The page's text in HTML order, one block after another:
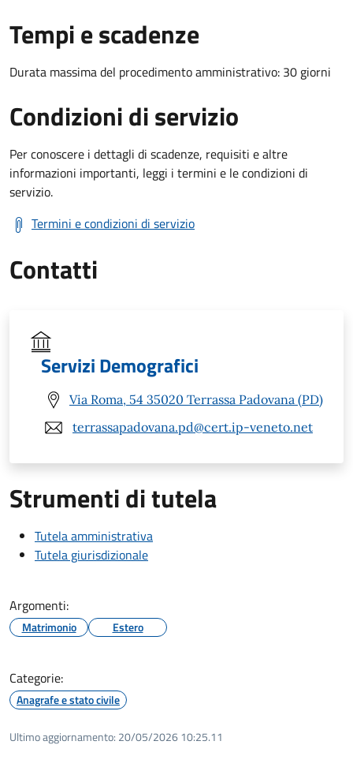
Tempi e scadenze
Durata massima del procedimento amministrativo: 30 giorni
Condizioni di servizio
Per conoscere i dettagli di scadenze, requisiti e altre
informazioni importanti, leggi i termini e le condizioni di
servizio.
Termini e condizioni di servizio
Contatti
Servizi Demografici
Via Roma, 54 35020 Terrassa Padovana (PD)
terrassapadovana.pd@cert.ip-veneto.net
Strumenti di tutela
Tutela amministrativa
Tutela giurisdizionale
Argomenti:
Matrimonio Estero
Categorie:
Anagrafe e stato civile
Ultimo aggiornamento: 20/05/2026 10:25.11